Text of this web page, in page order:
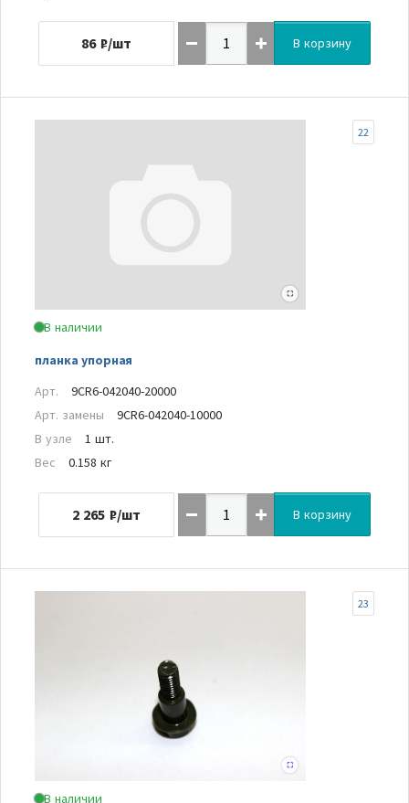
86 ₽/шт В корзину
В наличии
планка упорная
22
Арт.
9CR6-042040-20000
Арт. замены
9CR6-042040-10000
В узле
1 шт.
Вес
0.158 кг
2 265 ₽/шт В корзину
В наличии
23